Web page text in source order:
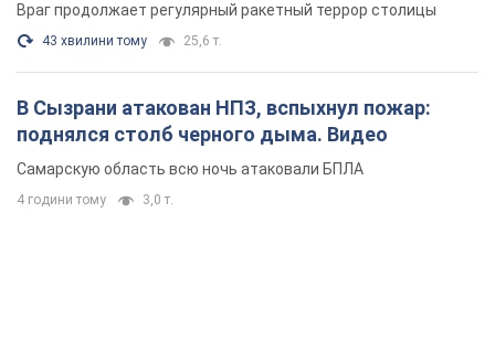
Враг продолжает регулярный ракетный террор столицы
43 хвилини тому 25,6 т.
В Сызрани атакован НПЗ, вспыхнул пожар:
поднялся столб черного дыма. Видео
Самарскую область всю ночь атаковали БПЛА
4 години тому 3,0 т.